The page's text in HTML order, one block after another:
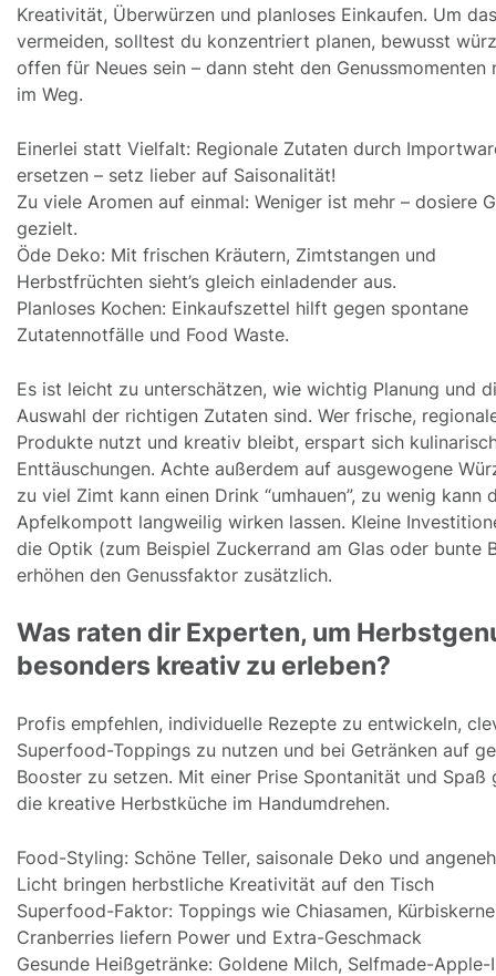
Kreativität, Überwürzen und planloses Einkaufen. Um
vermeiden, solltest du konzentriert planen, bewusst
offen für Neues sein – dann steht den Genussmomenten
im Weg.
Einerlei statt Vielfalt: Regionale Zutaten durch
ersetzen – setz lieber auf Saisonalität!
Zu viele Aromen auf einmal: Weniger ist mehr – dosiere
gezielt.
Öde Deko: Mit frischen Kräutern, Zimtstangen und
Herbstfrüchten sieht’s gleich einladender aus.
Planloses Kochen: Einkaufszettel hilft gegen spontane
Zutatennotfälle und Food Waste.
Es ist leicht zu unterschätzen, wie wichtig Planung und
Auswahl der richtigen Zutaten sind. Wer frische,
Produkte nutzt und kreativ bleibt, erspart sich
Enttäuschungen. Achte außerdem auf ausgewogene
zu viel Zimt kann einen Drink “umhauen”, zu wenig kann
Apfelkompott langweilig wirken lassen. Kleine
die Optik (zum Beispiel Zuckerrand am Glas oder bunte
erhöhen den Genussfaktor zusätzlich.
Was raten dir Experten, um
besonders kreativ zu erleben?
Profis empfehlen, individuelle Rezepte zu entwickeln,
Superfood-Toppings zu nutzen und bei Getränken auf
Booster zu setzen. Mit einer Prise Spontanität und Spaß
die kreative Herbstküche im Handumdrehen.
Food-Styling: Schöne Teller, saisonale Deko und
Licht bringen herbstliche Kreativität auf den Tisch
Superfood-Faktor: Toppings wie Chiasamen,
Cranberries liefern Power und Extra-Geschmack
Gesunde Heißgetränke: Goldene Milch, Selfmade-Apple-